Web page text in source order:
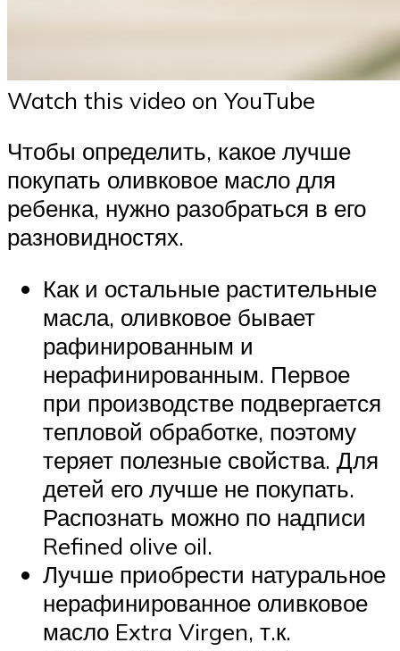
Watch this video on YouTube
Чтобы определить, какое лучше
покупать оливковое масло для
ребенка, нужно разобраться в его
разновидностях.
Как и остальные растительные
масла, оливковое бывает
рафинированным и
нерафинированным. Первое
при производстве подвергается
тепловой обработке, поэтому
теряет полезные свойства. Для
детей его лучше не покупать.
Распознать можно по надписи
Refined olive oil.
Лучше приобрести натуральное
нерафинированное оливковое
масло Extra Virgen, т.к.